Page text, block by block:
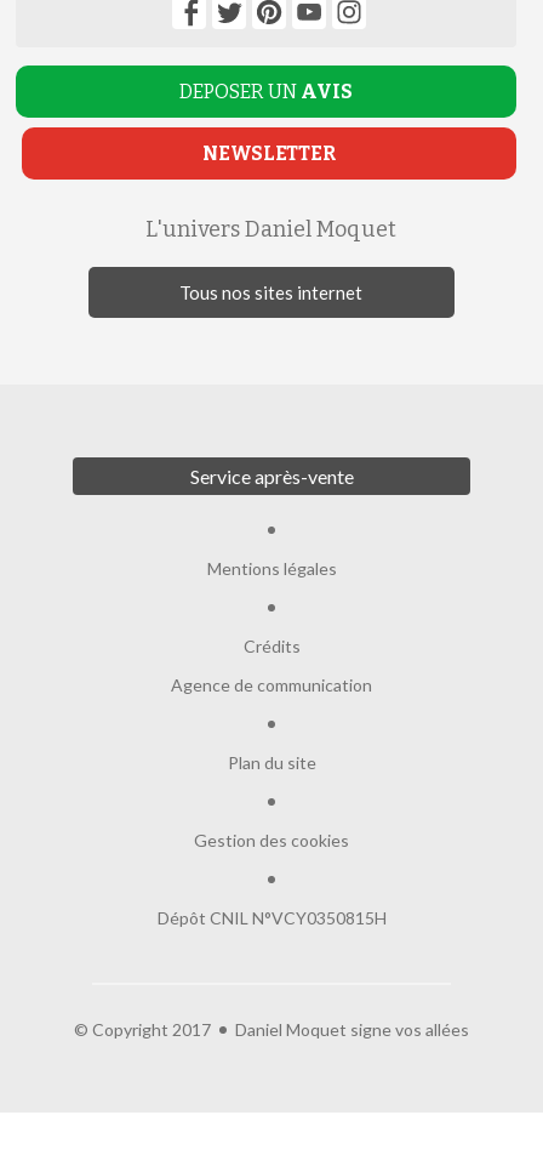
DEPOSER UN AVIS
NEWSLETTER
L'univers Daniel Moquet
Tous nos sites internet
Service après-vente
Mentions légales
Crédits
Agence de communication
Plan du site
Gestion des cookies
Dépôt CNIL N°VCY0350815H
© Copyright 2017 Daniel Moquet signe vos allées
attendu d'être sûrs que le contenu de ce site vous intéresse